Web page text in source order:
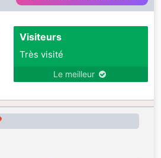
Visiteurs
Très visité
Le meilleur